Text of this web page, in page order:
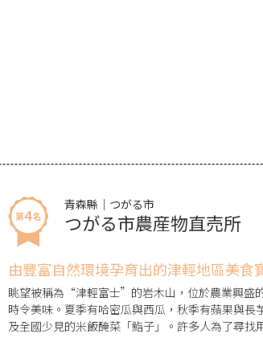
青森縣｜つがる市
つがる市農産物直売所
由豐富自然環境孕育出的津輕地區美食
眺望被稱為“津輕富士”的岩木山，位於農業興盛
時令美味。夏季有哈密瓜與西瓜，秋季有蘋果與
及全國少見的米飯醃菜「鮨子」。許多人為了尋找